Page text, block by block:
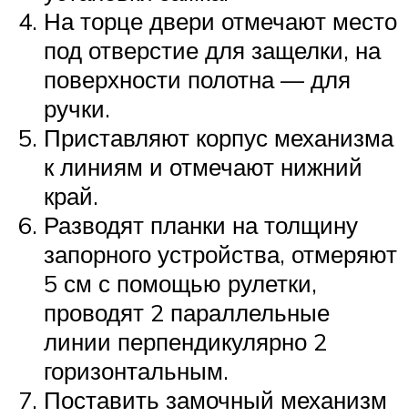
На торце двери отмечают место
под отверстие для защелки, на
поверхности полотна — для
ручки.
Приставляют корпус механизма
к линиям и отмечают нижний
край.
Разводят планки на толщину
запорного устройства, отмеряют
5 см с помощью рулетки,
проводят 2 параллельные
линии перпендикулярно 2
горизонтальным.
Поставить замочный механизм